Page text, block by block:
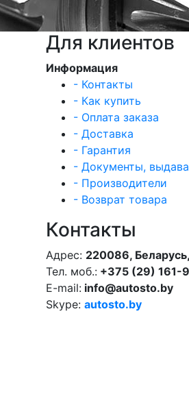
Для клиентов
Информация
- Контакты
- Как купить
- Оплата заказа
- Доставка
- Гарантия
- Документы,
- Производители
- Возврат товара
Контакты
Адрес: 220086,
Тел. моб.: +375 (29) 161-
E-mail: info@autosto.by
Skype: autosto.by